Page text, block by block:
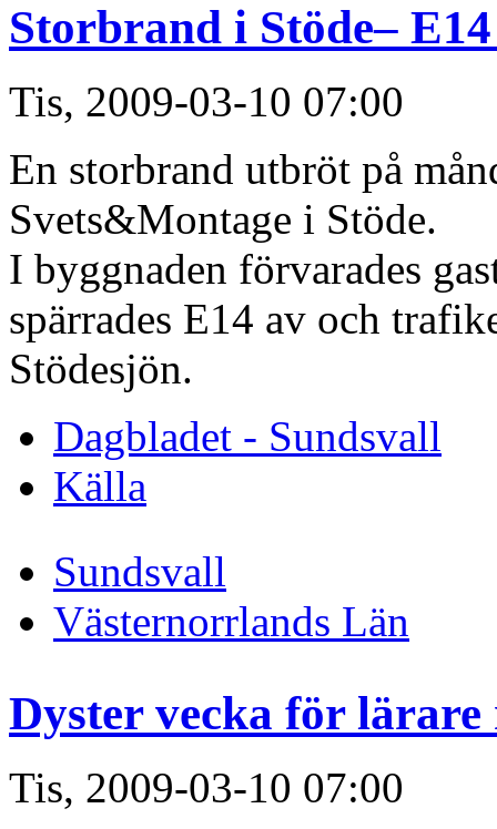
Storbrand i Stöde–
Tis, 2009-03-10 07:00
En storbrand utbröt på
Svets&Montage i Stöde.
I byggnaden förvarades
spärrades E14 av och
Stödesjön.
Dagbladet - Sundsvall
Källa
Sundsvall
Västernorrlands Län
Dyster vecka för lärare
Tis, 2009-03-10 07:00